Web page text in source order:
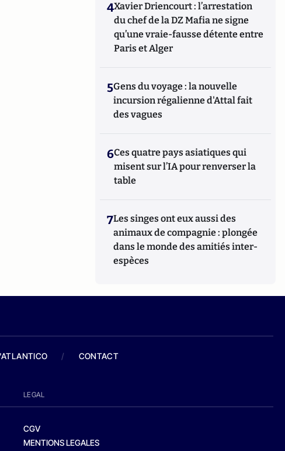
4Xavier Driencourt : l’arrestation
du chef de la DZ Mafia ne signe
qu’une vraie-fausse détente entre
Paris et Alger
5Gens du voyage : la nouvelle
incursion régalienne d'Attal fait
des vagues
6Ces quatre pays asiatiques qui
misent sur l’IA pour renverser la
table
7Les singes ont eux aussi des
animaux de compagnie : plongée
dans le monde des amitiés inter-
espèces
/ CONTACT
LEGAL
CGV
MENTIONS LEGALES